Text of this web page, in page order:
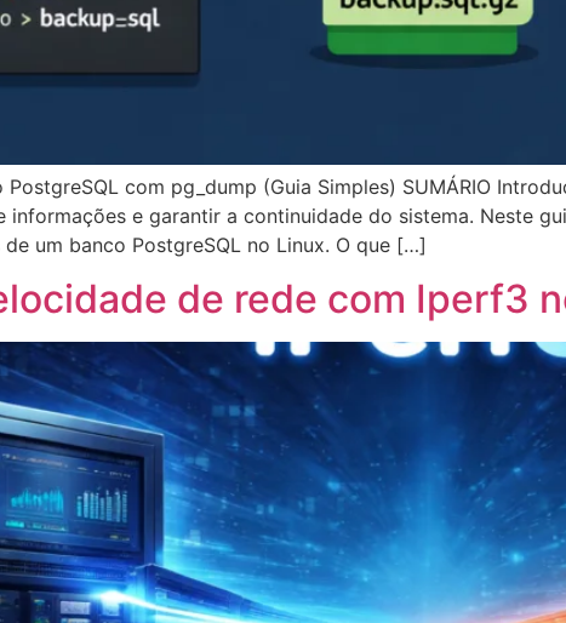
com pg_dump (Guia Simples) SUMÁRIO
informações e garantir a continuidade do sistema. Neste
um banco PostgreSQL no Linux. O que […]
de rede com Iperf3